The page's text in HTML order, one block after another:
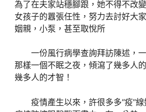
為了在夫家站穩腳跟，她不得不改
女孩子的囂張任性，努力去討好大
姻親，小泵，甚至取悅所
一份風行病學查詢拜訪陳述，
那樣一個不眠之夜，傾瀉了幾多人
幾多人的才智！
疫情產生以來，許很多多“疫”